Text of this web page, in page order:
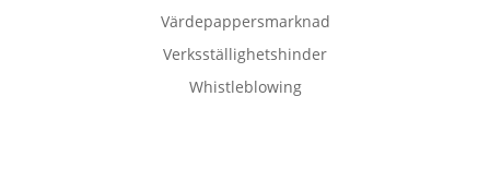
Värdepappersmarknad
Verksställighetshinder
Whistleblowing